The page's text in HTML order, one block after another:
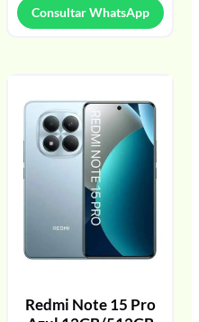
Consultar WhatsApp
Redmi Note 15 Pro